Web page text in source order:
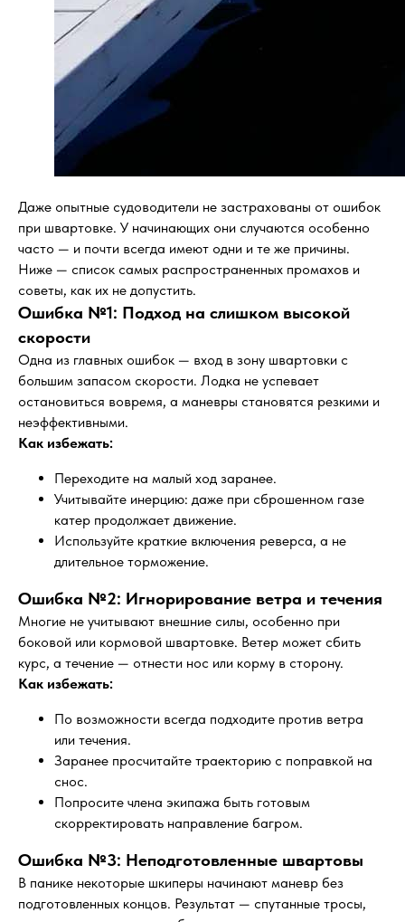
Даже опытные судоводители не застрахованы от ошибок
при швартовке. У начинающих они случаются особенно
часто — и почти всегда имеют одни и те же причины.
Ниже — список самых распространенных промахов и
советы, как их не допустить.
Ошибка №1: Подход на слишком высокой
скорости
Одна из главных ошибок — вход в зону швартовки с
большим запасом скорости. Лодка не успевает
остановиться вовремя, а маневры становятся резкими и
неэффективными.
Как избежать:
Переходите на малый ход заранее.
Учитывайте инерцию: даже при сброшенном газе
катер продолжает движение.
Используйте краткие включения реверса, а не
длительное торможение.
Ошибка №2: Игнорирование ветра и течения
Многие не учитывают внешние силы, особенно при
боковой или кормовой швартовке. Ветер может сбить
курс, а течение — отнести нос или корму в сторону.
Как избежать:
По возможности всегда подходите против ветра
или течения.
Заранее просчитайте траекторию с поправкой на
снос.
Попросите члена экипажа быть готовым
скорректировать направление багром.
Ошибка №3: Неподготовленные швартовы
В панике некоторые шкиперы начинают маневр без
подготовленных концов. Результат — спутанные тросы,